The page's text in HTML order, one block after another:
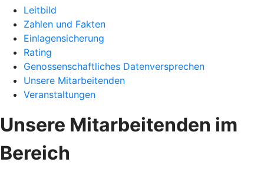
Leitbild
Zahlen und Fakten
Einlagensicherung
Rating
Genossenschaftliches Datenversprechen
Unsere Mitarbeitenden
Veranstaltungen
Unsere Mitarbeitenden im
Bereich